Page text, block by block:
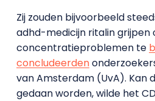
Zij zouden bijvoorbeeld
adhd-medicijn ritalin grijpen
concentratieproblemen te
concludeerden
van Amsterdam (UvA). Kan
gedaan worden, wilde het